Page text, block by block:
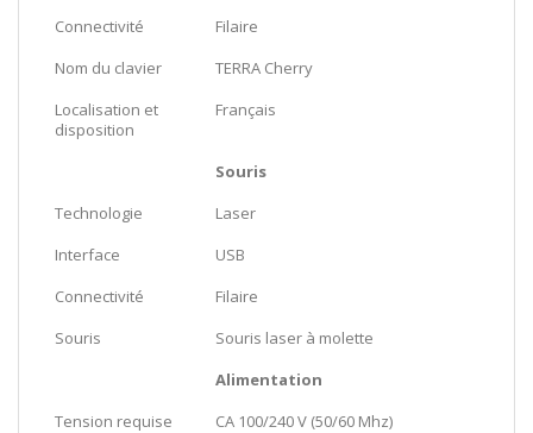
Connectivité
Filaire
Nom du clavier
TERRA Cherry
Localisation et
disposition
Français
Souris
Technologie
Laser
Interface
USB
Connectivité
Filaire
Souris
Souris laser à molette
Alimentation
Tension requise
CA 100/240 V (50/60 Mhz)